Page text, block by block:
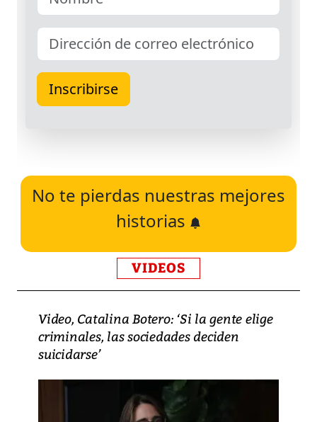
No te pierdas nuestras mejores
historias
VIDEOS
Video, Catalina Botero: ‘Si la gente elige
criminales, las sociedades deciden
suicidarse’